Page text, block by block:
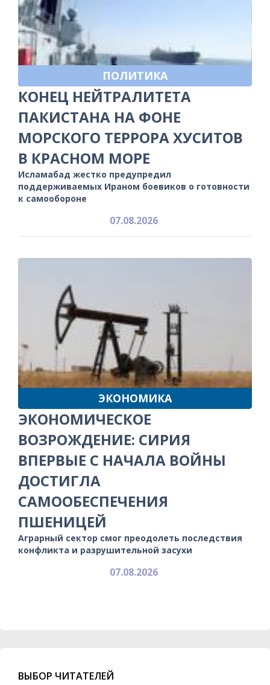
ПОЛИТИКА
КОНЕЦ НЕЙТРАЛИТЕТА
ПАКИСТАНА НА ФОНЕ
МОРСКОГО ТЕРРОРА ХУСИТОВ
В КРАСНОМ МОРЕ
Исламабад жестко предупредил
поддерживаемых Ираном боевиков о готовности
к самообороне
07.08.2026
ЭКОНОМИКА
ЭКОНОМИЧЕСКОЕ
ВОЗРОЖДЕНИЕ: СИРИЯ
ВПЕРВЫЕ С НАЧАЛА ВОЙНЫ
ДОСТИГЛА
САМООБЕСПЕЧЕНИЯ
ПШЕНИЦЕЙ
Аграрный сектор смог преодолеть последствия
конфликта и разрушительной засухи
07.08.2026
ВЫБОР ЧИТАТЕЛЕЙ